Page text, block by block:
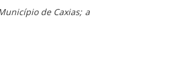
de Caxias; a